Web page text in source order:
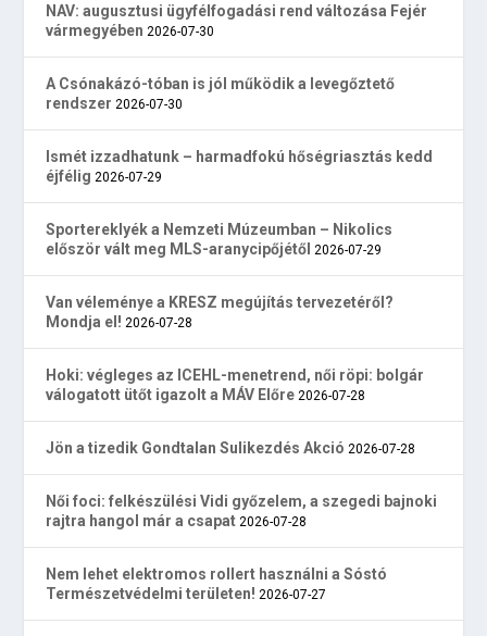
NAV: augusztusi ügyfélfogadási rend változása Fejér
vármegyében 2026-07-30
A Csónakázó-tóban is jól működik a levegőztető
rendszer 2026-07-30
Ismét izzadhatunk – harmadfokú hőségriasztás kedd
éjfélig 2026-07-29
Sportereklyék a Nemzeti Múzeumban – Nikolics
először vált meg MLS-aranycipőjétől 2026-07-29
Van véleménye a KRESZ megújítás tervezetéről?
Mondja el! 2026-07-28
Hoki: végleges az ICEHL-menetrend, női röpi: bolgár
válogatott ütőt igazolt a MÁV Előre 2026-07-28
Jön a tizedik Gondtalan Sulikezdés Akció 2026-07-28
Női foci: felkészülési Vidi győzelem, a szegedi bajnoki
rajtra hangol már a csapat 2026-07-28
Nem lehet elektromos rollert használni a Sóstó
Természetvédelmi területen! 2026-07-27